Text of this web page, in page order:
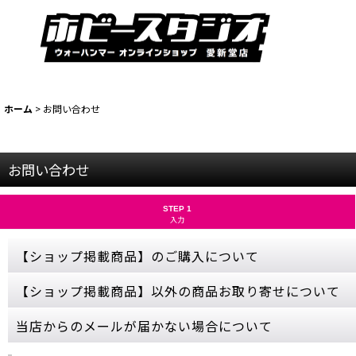
ホーム > お問い合わせ
お問い合わせ
STEP 1
入力
【ショップ掲載商品】のご購入について
お問い合わせから【ショップ掲載商品】のご注文は承っておりません。
ご購入希望の商品をカートに入れ、ご購入手続きを完了させてくださ
売切れにつきカートボタンが押せない商品につきましては、誠に申
【ショップ掲載商品】以外の商品お取り寄せについて
当ショップに掲載されていない商品でも、お取り寄せ可能な商品もご
ゲームズワークショップの公式サイトをご参照いただき、商品名・
お取り寄せはメーカーの在庫状況次第となるため、お問い合わせを
当店からのメールが届かない場合について
ご購入やお問い合わせから数日経っても当店からの連絡が無い場合